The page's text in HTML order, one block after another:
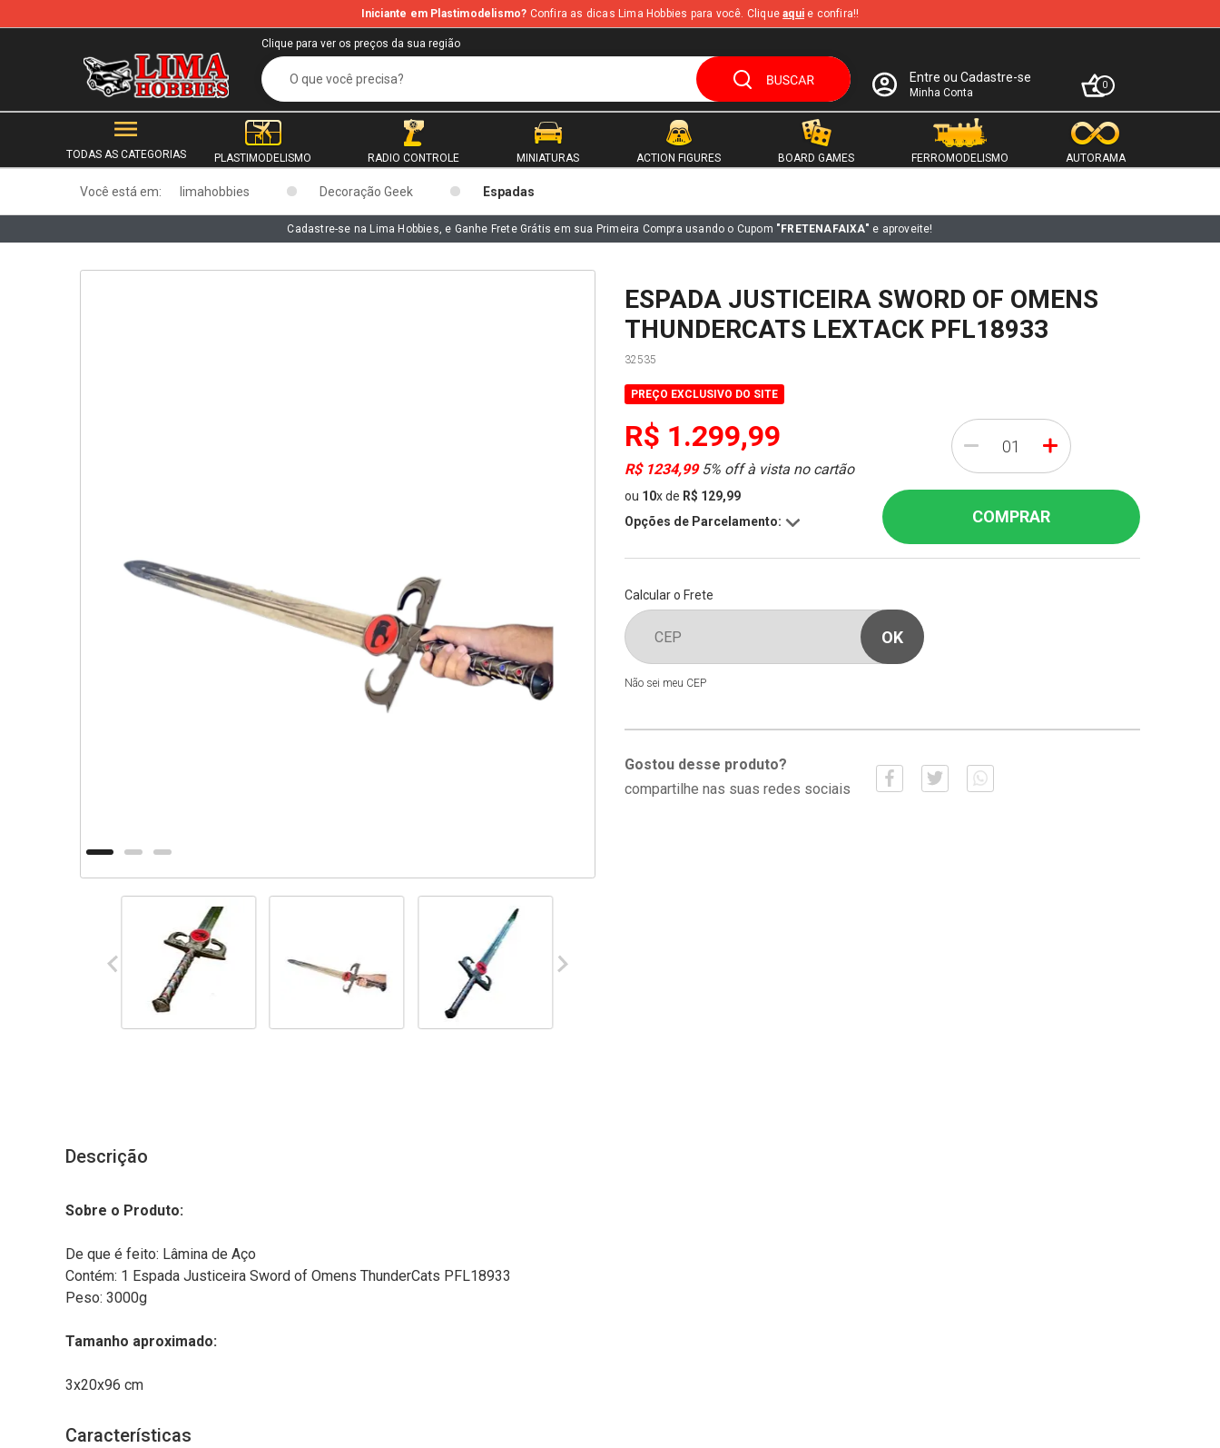
b
Iniciante em Plastimodelismo? Confira as dicas Lima Hobbies para você. Cliqueaqui e confira!!
Clique para ver os preços da sua região
Entre ou Cadastre-se
Minha Conta
0
TODAS AS CATEGORIAS PLASTIMODELISMO RADIO CONTROLE MINIATURAS ACTION FIGURES BOARD GAMES FERROMODELISMO AUTORAMA
Você está em: limahobbies Decoração Geek Espadas
Cadastre-se na Lima Hobbies, e Ganhe Frete Grátis em sua Primeira Compra usando o Cupom "FRETENAFAIXA" e aproveite!
ESPADA JUSTICEIRA SWORD OF OMENS
THUNDERCATS LEXTACK PFL18933
32535
PREÇO EXCLUSIVO DO SITE
R$ 1.299,99
R$ 1234,995% off à vista no cartão
ou 10xde R$ 129,99
Opções de Parcelamento:
- +
COMPRAR
Calcular o Frete
Não sei meu CEP
Gostou desse produto?
compartilhe nas suas redes sociais
Descrição
Sobre o Produto:
De que é feito: Lâmina de Aço
Contém: 1 Espada Justiceira Sword of Omens ThunderCats PFL18933
Peso: 3000g
Tamanho aproximado:
3x20x96 cm
Características